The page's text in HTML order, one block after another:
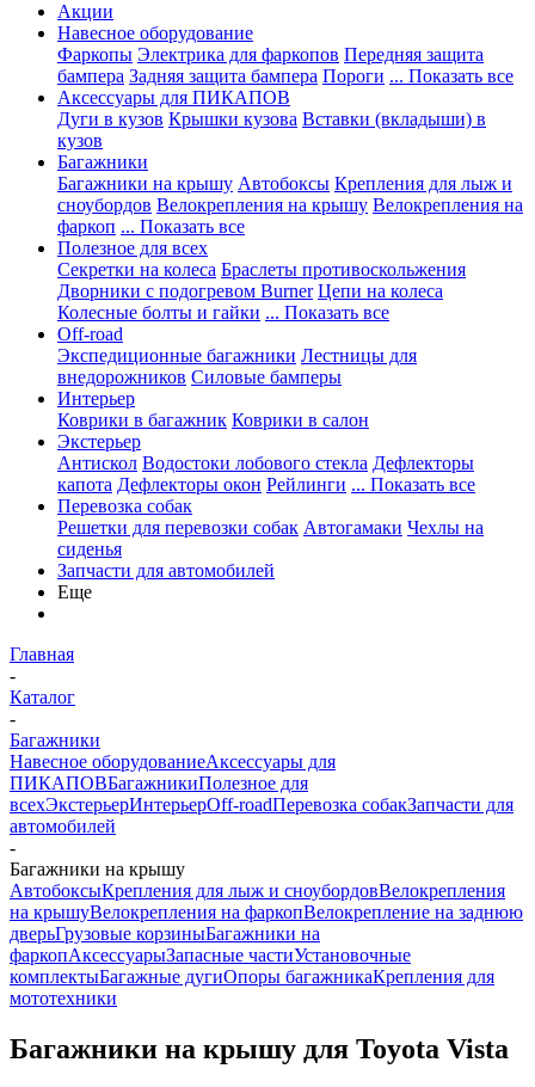
Акции
Навесное оборудование
Фаркопы Электрика для фаркопов Передняя защита
бампера Задняя защита бампера Пороги ... Показать все
Аксессуары для ПИКАПОВ
Дуги в кузов Крышки кузова Вставки (вкладыши) в
кузов
Багажники
Багажники на крышу Автобоксы Крепления для лыж и
сноубордов Велокрепления на крышу Велокрепления на
фаркоп ... Показать все
Полезное для всех
Секретки на колеса Браслеты противоскольжения
Дворники с подогревом Burner Цепи на колеса
Колесные болты и гайки ... Показать все
Off-road
Экспедиционные багажники Лестницы для
внедорожников Силовые бамперы
Интерьер
Коврики в багажник Коврики в салон
Экстерьер
Антискол Водостоки лобового стекла Дефлекторы
капота Дефлекторы окон Рейлинги ... Показать все
Перевозка собак
Решетки для перевозки собак Автогамаки Чехлы на
сиденья
Запчасти для автомобилей
Еще
Главная
-
Каталог
-
Багажники
Навесное оборудованиеАксессуары для
ПИКАПОВБагажникиПолезное для
всехЭкстерьерИнтерьерOff-roadПеревозка собакЗапчасти для
автомобилей
-
Багажники на крышу
АвтобоксыКрепления для лыж и сноубордовВелокрепления
на крышуВелокрепления на фаркопВелокрепление на заднюю
дверьГрузовые корзиныБагажники на
фаркопАксессуарыЗапасные частиУстановочные
комплектыБагажные дугиОпоры багажникаКрепления для
мототехники
Багажники на крышу для Toyota Vista